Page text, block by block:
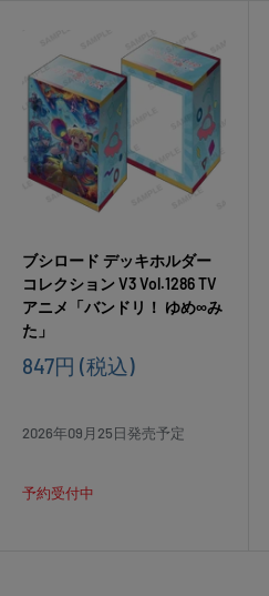
ブシロード デッキホルダー
コレクション V3 Vol.1286 TV
アニメ「バンドリ！ ゆめ∞み
た」
販
格
847円 (税込)
2026年09月25日発売予定
予約受付中